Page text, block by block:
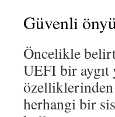
Güvenli
Öncelikle
UEFI bir aygıt
herhangi bir